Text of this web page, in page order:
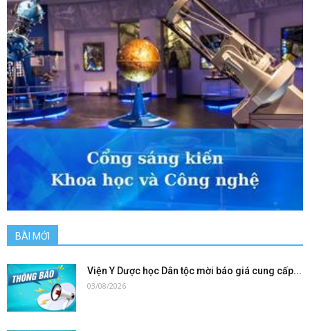
BÀI MỚI
Viện Y Dược học Dân tộc mời báo giá cung cấp...
03/08/2026